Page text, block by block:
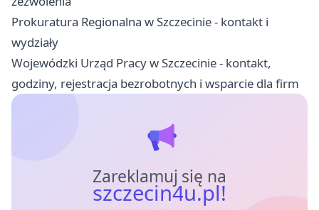
Prokuratura Regionalna w Szczecinie - kontakt i
wydziały
Wojewódzki Urząd Pracy w Szczecinie - kontakt,
godziny, rejestracja bezrobotnych i wsparcie dla firm
Zareklamuj się na
szczecin4u.pl!